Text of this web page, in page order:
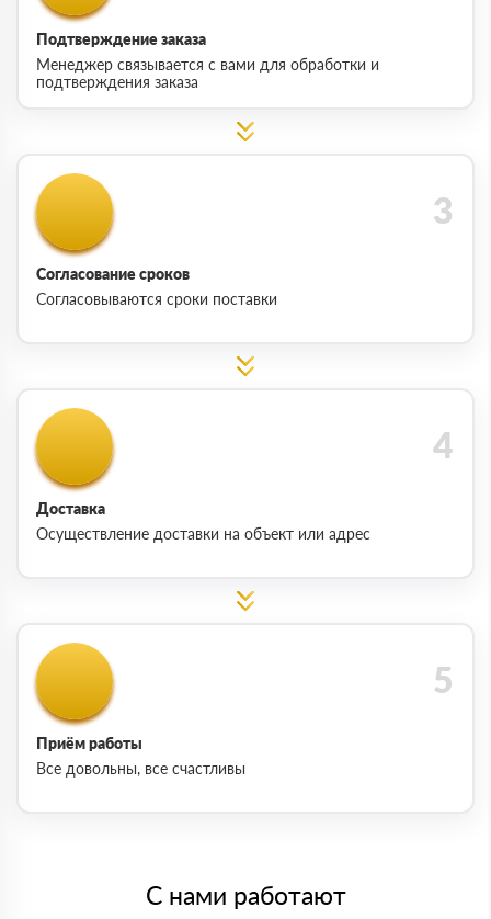
Подтверждение заказа
Менеджер связывается с вами для обработки и
подтверждения заказа
Согласование сроков
Согласовываются сроки поставки
Доставка
Осуществление доставки на объект или адрес
Приём работы
Все довольны, все счастливы
С нами работают